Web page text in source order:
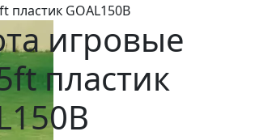
пластик GOAL150B
игровые
пластик